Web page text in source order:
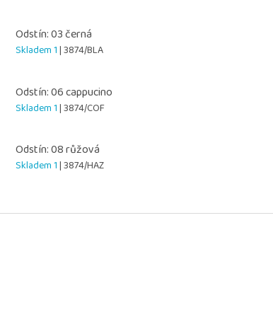
Odstín: 03 černá
Skladem 1| 3874/BLA
Odstín: 06 cappucino
Skladem 1| 3874/COF
Odstín: 08 růžová
Skladem 1| 3874/HAZ